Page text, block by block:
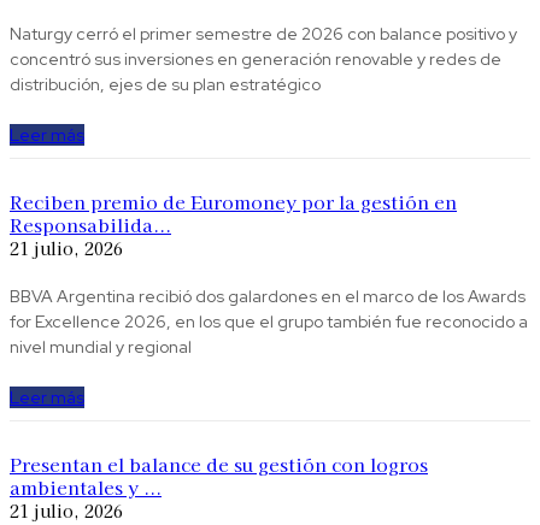
Naturgy cerró el primer semestre de 2026 con balance positivo y
concentró sus inversiones en generación renovable y redes de
distribución, ejes de su plan estratégico
Leer más
Reciben premio de Euromoney por la gestión en
Responsabilida...
21 julio, 2026
BBVA Argentina recibió dos galardones en el marco de los Awards
for Excellence 2026, en los que el grupo también fue reconocido a
nivel mundial y regional
Leer más
Presentan el balance de su gestión con logros
ambientales y ...
21 julio, 2026